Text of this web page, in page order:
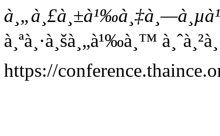
à¸ªà¸·à¸šà¸„à¹‰à¸™ à¸ˆà¸²à¸
https://